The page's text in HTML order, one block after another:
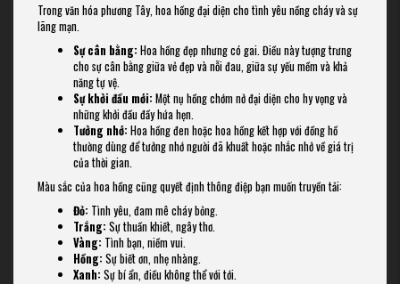
Trong văn hóa phương Tây, hoa hồng đại diện cho tình yêu nồng cháy và sự
lãng mạn.
Sự cân bằng: Hoa hồng đẹp nhưng có gai. Điều này tượng trưng
cho sự cân bằng giữa vẻ đẹp và nỗi đau, giữa sự yếu mềm và khả
năng tự vệ.
Sự khởi đầu mới: Một nụ hồng chớm nở đại diện cho hy vọng và
những khởi đầu đầy hứa hẹn.
Tưởng nhớ: Hoa hồng đen hoặc hoa hồng kết hợp với đồng hồ
thường dùng để tưởng nhớ người đã khuất hoặc nhắc nhở về giá trị
của thời gian.
Màu sắc của hoa hồng cũng quyết định thông điệp bạn muốn truyền tải:
Đỏ: Tình yêu, đam mê cháy bỏng.
Trắng: Sự thuần khiết, ngây thơ.
Vàng: Tình bạn, niềm vui.
Hồng: Sự biết ơn, nhẹ nhàng.
Xanh: Sự bí ẩn, điều không thể với tới.